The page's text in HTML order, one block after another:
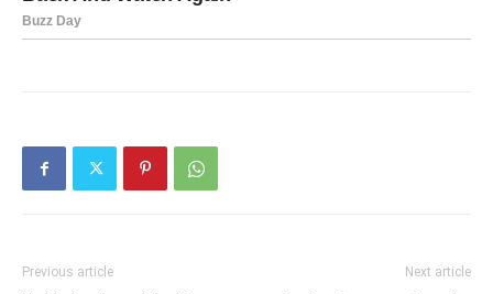
Previous article Next article